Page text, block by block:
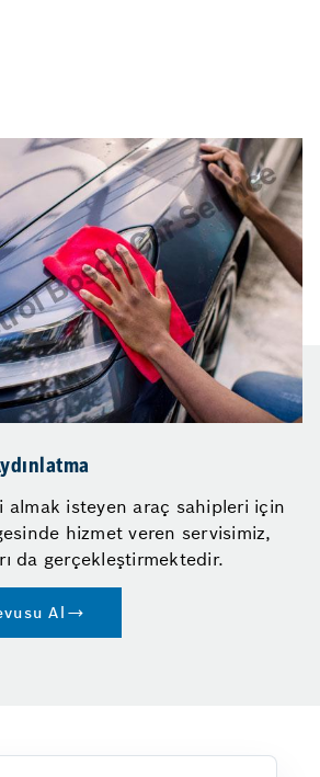
almak isteyen araç sahipleri için
hizmet veren servisimiz,
da gerçekleştirmektedir.
Al